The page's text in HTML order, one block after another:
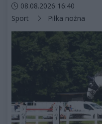
Data dodania artykułu:
08.08.2026 16:40
Kategorie artykułu:
Sport Piłka nożna